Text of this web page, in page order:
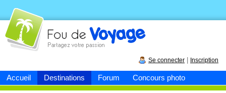
Accueil Destinations Forum Concours photo
Fou devoyage
Se connecter Inscription